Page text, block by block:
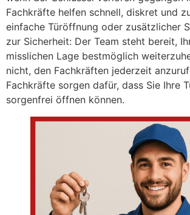
Fachkräfte helfen schnell, diskret und
einfache Türöffnung oder zusätzlicher
zur Sicherheit: Der Team steht bereit,
misslichen Lage bestmöglich
nicht, den Fachkräften jederzeit
Fachkräfte sorgen dafür, dass Sie Ihre
sorgenfrei öffnen können.